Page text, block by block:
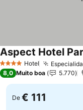
4 EstrelasHotel
Aspect Hotel
8,0 Muito boa 5.770
De € 111